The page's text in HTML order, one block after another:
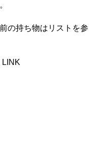
の持ち物はリストを参
LINK